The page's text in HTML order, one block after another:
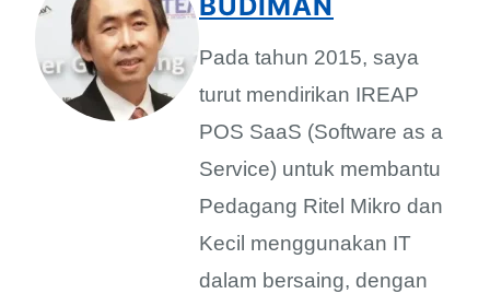
Pada tahun 2015, saya
turut mendirikan IREAP
POS SaaS (Software as a
Service) untuk membantu
Pedagang Ritel Mikro dan
Kecil menggunakan IT
dalam bersaing, dengan